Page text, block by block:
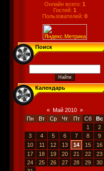
Онлайн всего: 1
Гостей: 1
Пользователей: 0
Поиск
Календарь
« Май 2010 »
Пн
Вт Ср Чт Пт Сб
Вс
1
2
3
4 5 6 7 8
9
10
11 12 13 14 15
16
17
18 19 20 21 22
23
24
25 26 27 28 29
30